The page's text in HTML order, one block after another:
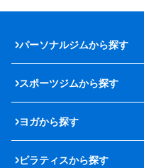
パーソナルジムから探す
スポーツジムから探す
ヨガから探す
ピラティスから探す